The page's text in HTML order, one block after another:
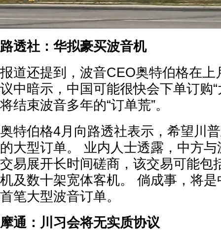
路透社：华拟豪买波音机
报道还提到，波音CEO奥特伯格在上
议中暗示，中国可能很快会下单订购
将结束波音多年的“订单荒”。
奥特伯格4月向路透社表示，希望川
的大型订单。 业内人士透露，中方
交易展开长时间磋商，该交易可能包
机及数十架宽体客机。 倘成事，将
首笔大型波音订单。
摩通：川习会将无实质协议